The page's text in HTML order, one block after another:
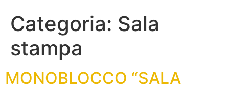
Categoria: Sala
stampa
MONOBLOCCO “SALA